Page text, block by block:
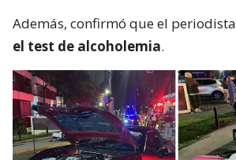
Además, confirmó que el periodista
el test de alcoholemia.